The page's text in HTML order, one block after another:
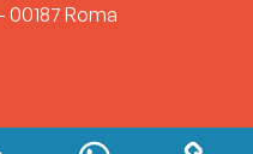
00187 Roma